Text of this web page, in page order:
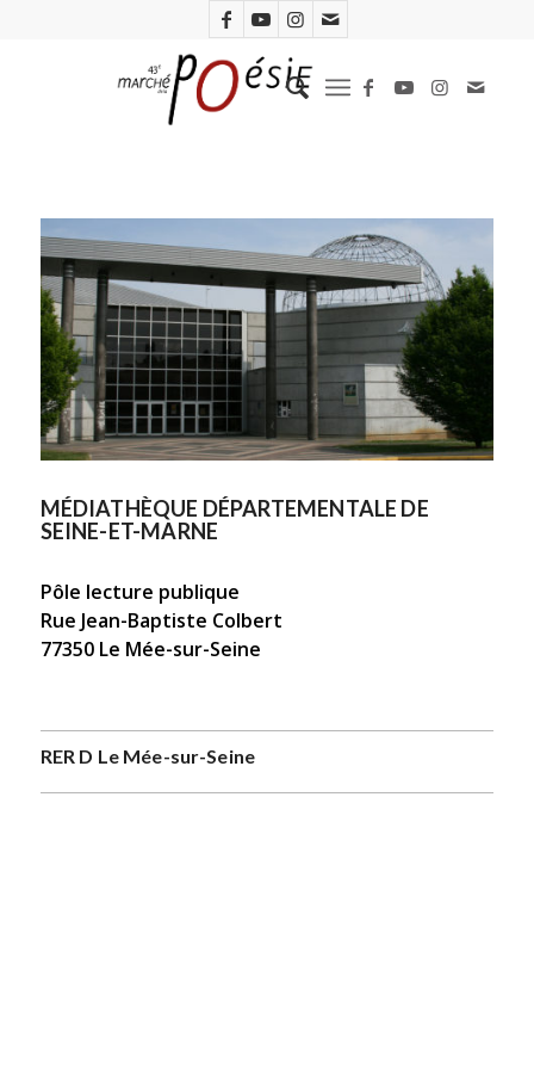
MÉDIATHÈQUE DÉPARTEMENTALE DE
SEINE-ET-MARNE
Pôle lecture publique
Rue Jean-Baptiste Colbert
77350 Le Mée-sur-Seine
RER D Le Mée-sur-Seine